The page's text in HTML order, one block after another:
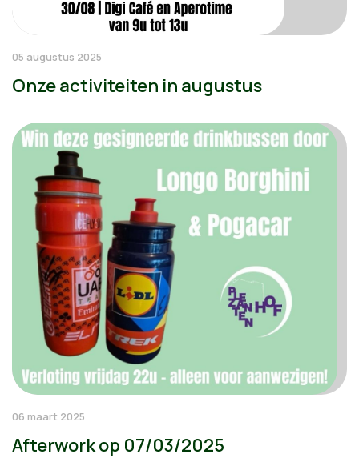
05 augustus 2025
Onze activiteiten in augustus
06 maart 2025
Afterwork op 07/03/2025